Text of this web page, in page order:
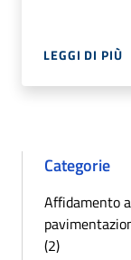
LEGGI DI PIÙ
Categorie
Affidamento
(2)